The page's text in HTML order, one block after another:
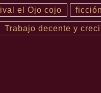
el Ojo cojo ficción
Trabajo decente y